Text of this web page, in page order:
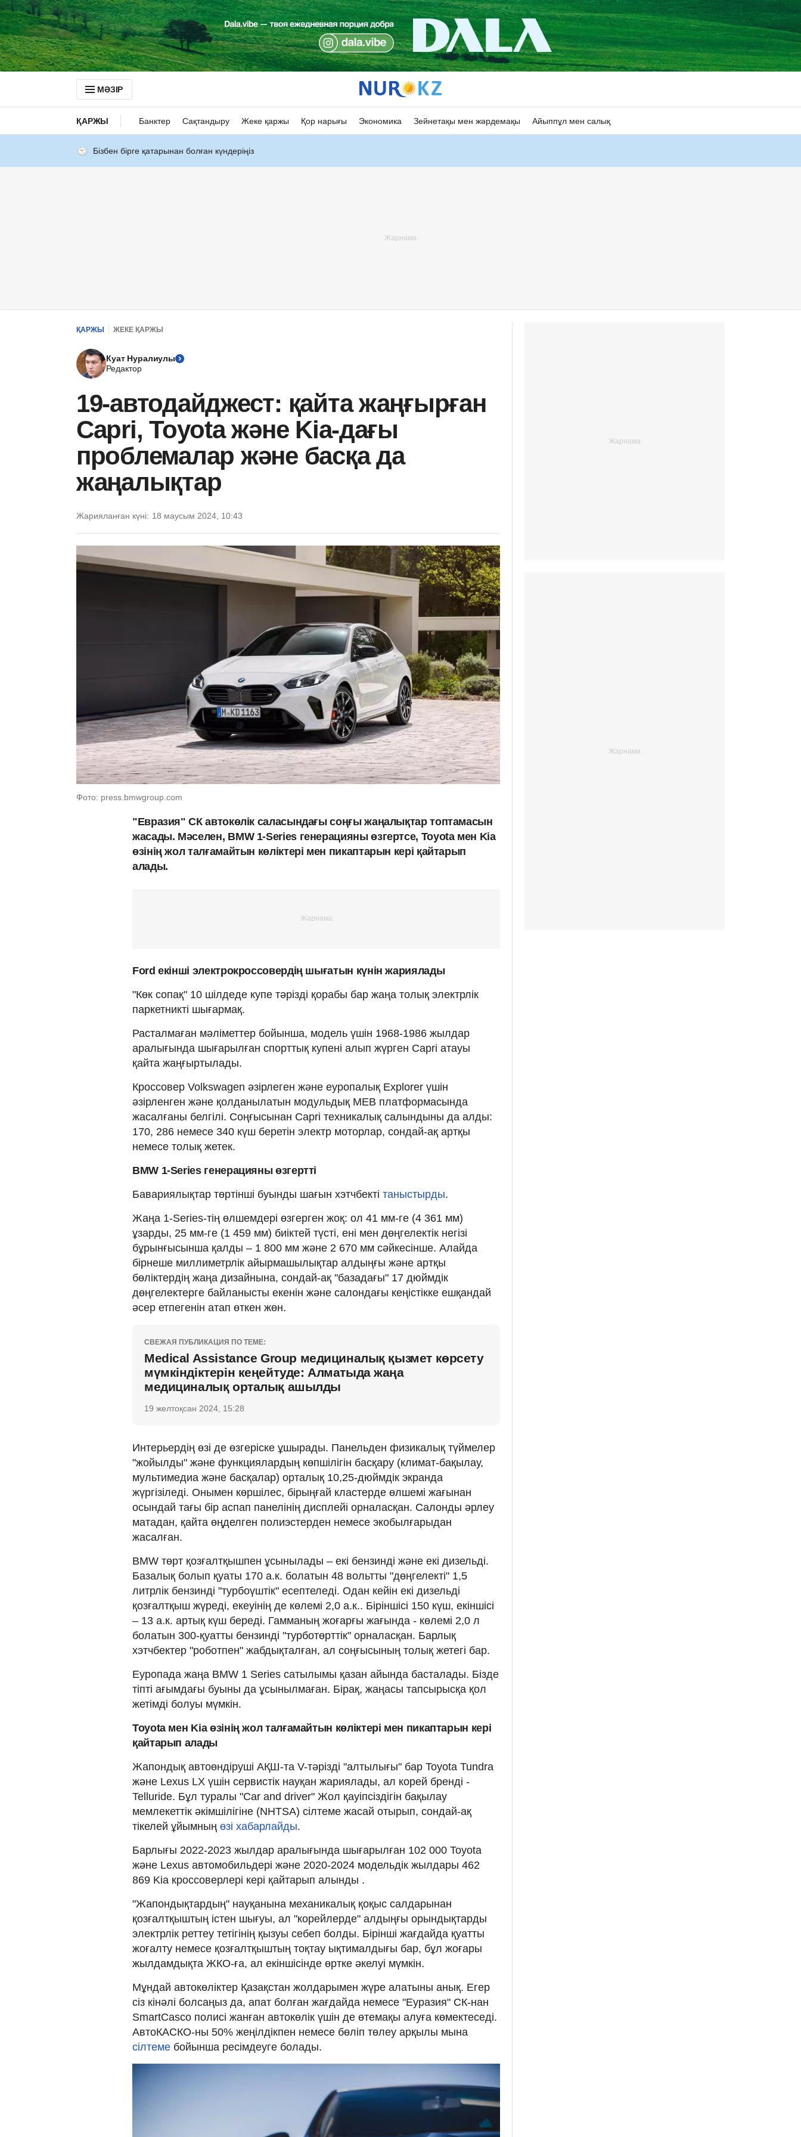
МӘЗІР
ҚАРЖЫ Банктер Сақтандыру Жеке қаржы Қор нарығы Экономика Зейнетақы мен жәрдемақы Айыппұл мен салық
Бізбен бірге қатарынан болған күндеріңіз
ҚАРЖЫ ЖЕКЕ ҚАРЖЫ
Куат Нуралиулы
Редактор
19-автодайджест: қайта жаңғырған
Capri, Toyota және Kia-дағы
проблемалар және басқа да
жаңалықтар
Жарияланған күні: 18 маусым 2024, 10:43
Фото: press.bmwgroup.com
"Евразия" СК автокөлік саласындағы соңғы жаңалықтар топтамасын
жасады. Мәселен, BMW 1-Series генерацияны өзгертсе, Toyota мен Kia
өзінің жол талғамайтын көліктері мен пикаптарын кері қайтарып
алады.
Ford екінші электрокроссовердің шығатын күнін жариялады
"Көк сопақ" 10 шілдеде купе тәрізді қорабы бар жаңа толық электрлік
паркетникті шығармақ.
Расталмаған мәліметтер бойынша, модель үшін 1968-1986 жылдар
аралығында шығарылған спорттық купені алып жүрген Capri атауы
қайта жаңғыртылады.
Кроссовер Volkswagen әзірлеген және еуропалық Explorer үшін
әзірленген және қолданылатын модульдық MEB платформасында
жасалғаны белгілі. Соңғысынан Capri техникалық салындыны да алды:
170, 286 немесе 340 күш беретін электр моторлар, сондай-ақ артқы
немесе толық жетек.
BMW 1-Series генерацияны өзгертті
Бавариялықтар төртінші буынды шағын хэтчбекті таныстырды.
Жаңа 1-Series-тің өлшемдері өзгерген жоқ: ол 41 мм-ге (4 361 мм)
ұзарды, 25 мм-ге (1 459 мм) биіктей түсті, ені мен дөңгелектік негізі
бұрынғысынша қалды – 1 800 мм және 2 670 мм сәйкесінше. Алайда
бірнеше миллиметрлік айырмашылықтар алдыңғы және артқы
бөліктердің жаңа дизайнына, сондай-ақ "базадағы" 17 дюймдік
дөңгелектерге байланысты екенін және салондағы кеңістікке ешқандай
әсер етпегенін атап өткен жөн.
СВЕЖАЯ ПУБЛИКАЦИЯ ПО ТЕМЕ:
Medical Assistance Group медициналық қызмет көрсету
мүмкіндіктерін кеңейтуде: Алматыда жаңа
медициналық орталық ашылды
19 желтоқсан 2024, 15:28
Интерьердің өзі де өзгеріске ұшырады. Панельден физикалық түймелер
"жойылды" және функциялардың көпшілігін басқару (климат-бақылау,
мультимедиа және басқалар) орталық 10,25-дюймдік экранда
жүргізіледі. Онымен көршілес, бірыңғай кластерде өлшемі жағынан
осындай тағы бір аспап панелінің дисплейі орналасқан. Салонды әрлеу
матадан, қайта өңделген полиэстерден немесе экобылғарыдан
жасалған.
BMW төрт қозғалтқышпен ұсынылады – екі бензинді және екі дизельді.
Базалық болып қуаты 170 а.к. болатын 48 вольтты "дөңгелекті" 1,5
литрлік бензинді "турбоүштік" есептеледі. Одан кейін екі дизельді
қозғалтқыш жүреді, екеуінің де көлемі 2,0 а.к.. Біріншісі 150 күш, екіншісі
– 13 а.к. артық күш береді. Гамманың жоғарғы жағында - көлемі 2,0 л
болатын 300-қуатты бензинді "турботөрттік" орналасқан. Барлық
хэтчбектер "роботпен" жабдықталған, ал соңғысының толық жетегі бар.
Еуропада жаңа BMW 1 Series сатылымы қазан айында басталады. Бізде
тіпті ағымдағы буыны да ұсынылмаған. Бірақ, жаңасы тапсырысқа қол
жетімді болуы мүмкін.
Toyota мен Kia өзінің жол талғамайтын көліктері мен пикаптарын кері
қайтарып алады
Жапондық автоөндіруші АҚШ-та V-тәрізді "алтылығы" бар Toyota Tundra
және Lexus LX үшін сервистік науқан жариялады, ал корей бренді -
Telluride. Бұл туралы "Car and driver" Жол қауіпсіздігін бақылау
мемлекеттік әкімшілігіне (NHTSA) сілтеме жасай отырып, сондай-ақ
тікелей ұйымның өзі хабарлайды.
Барлығы 2022-2023 жылдар аралығында шығарылған 102 000 Toyota
және Lexus автомобильдері және 2020-2024 модельдік жылдары 462
869 Kia кроссоверлері кері қайтарып алынды .
"Жапондықтардың" науқанына механикалық қоқыс салдарынан
қозғалтқыштың істен шығуы, ал "корейлерде" алдыңғы орындықтарды
электрлік реттеу тетігінің қызуы себеп болды. Бірінші жағдайда қуатты
жоғалту немесе қозғалтқыштың тоқтау ықтималдығы бар, бұл жоғары
жылдамдықта ЖКО-ға, ал екіншісінде өртке әкелуі мүмкін.
Мұндай автокөліктер Қазақстан жолдарымен жүре алатыны анық. Егер
сіз кінәлі болсаңыз да, апат болған жағдайда немесе "Еуразия" СК-нан
SmartCasco полисі жанған автокөлік үшін де өтемақы алуға көмектеседі.
АвтоКАСКО-ны 50% жеңілдікпен немесе бөліп төлеу арқылы мына
сілтеме бойынша ресімдеуге болады.